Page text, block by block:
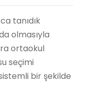
tanıdık
olmasıyla
ortaokul
seçimi
bir şekilde